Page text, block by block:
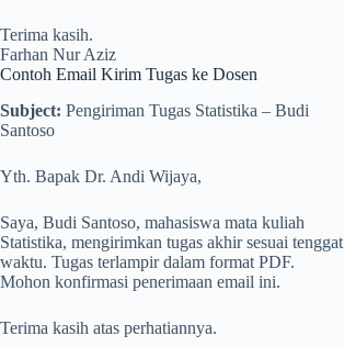
Terima kasih.
Farhan Nur Aziz
Contoh Email Kirim Tugas ke Dosen
Subject: Pengiriman Tugas Statistika – Budi
Santoso
Yth. Bapak Dr. Andi Wijaya,
Saya, Budi Santoso, mahasiswa mata kuliah
Statistika, mengirimkan tugas akhir sesuai tenggat
waktu. Tugas terlampir dalam format PDF.
Mohon konfirmasi penerimaan email ini.
Terima kasih atas perhatiannya.